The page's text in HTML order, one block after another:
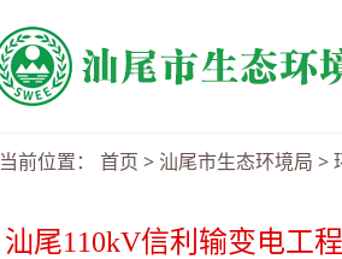
当前位置： 首页 > 汕尾市生态环境局 >
汕尾110kV信利输变电工